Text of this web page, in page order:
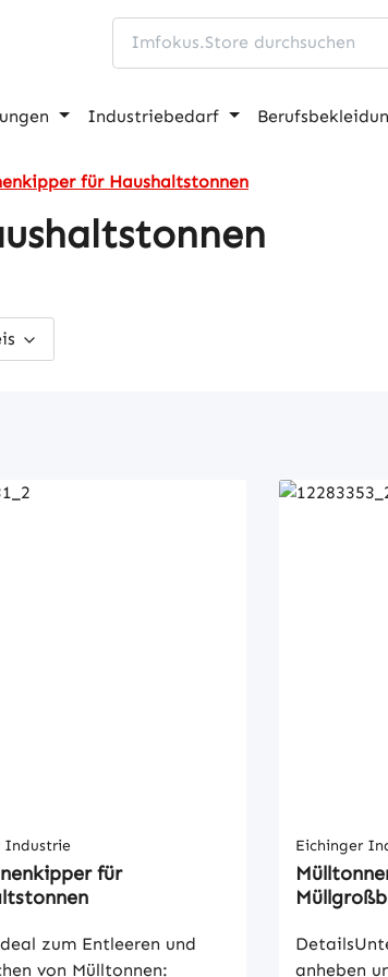
Industriebedarf
für Haushaltstonnen
Industrie
für
zum Entleeren und
von Mülltonnen:
Eichinger
anheben